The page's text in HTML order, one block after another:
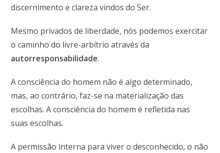
discernimento e clareza vindos do Ser.
Mesmo privados de liberdade, nós podemos exercitar
o caminho do livre-arbítrio através da
autorresponsabilidade.
A consciência do homem não é algo determinado,
mas, ao contrário, faz-se na materialização das
escolhas. A consciência do homem é refletida nas
suas escolhas.
A permissão interna para viver o desconhecido, o não